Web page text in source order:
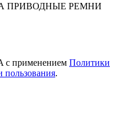
ПРИВОДНЫЕ РЕМНИ
с применением Политики
пользования.